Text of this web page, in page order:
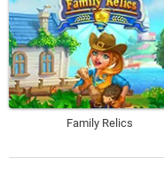
Family Relics